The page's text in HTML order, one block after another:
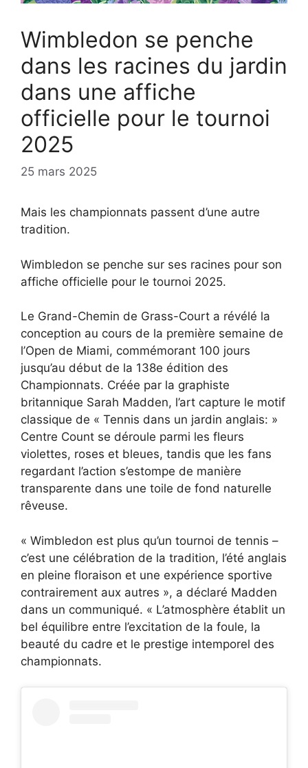
Wimbledon se penche
dans les racines du jardin
dans une affiche
officielle pour le tournoi
2025
25 mars 2025
Mais les championnats passent d’une autre
tradition.
Wimbledon se penche sur ses racines pour son
affiche officielle pour le tournoi 2025.
Le Grand-Chemin de Grass-Court a révélé la
conception au cours de la première semaine de
l’Open de Miami, commémorant 100 jours
jusqu’au début de la 138e édition des
Championnats. Créée par la graphiste
britannique Sarah Madden, l’art capture le motif
classique de « Tennis dans un jardin anglais: »
Centre Count se déroule parmi les fleurs
violettes, roses et bleues, tandis que les fans
regardant l’action s’estompe de manière
transparente dans une toile de fond naturelle
rêveuse.
« Wimbledon est plus qu’un tournoi de tennis –
c’est une célébration de la tradition, l’été anglais
en pleine floraison et une expérience sportive
contrairement aux autres », a déclaré Madden
dans un communiqué. « L’atmosphère établit un
bel équilibre entre l’excitation de la foule, la
beauté du cadre et le prestige intemporel des
championnats.